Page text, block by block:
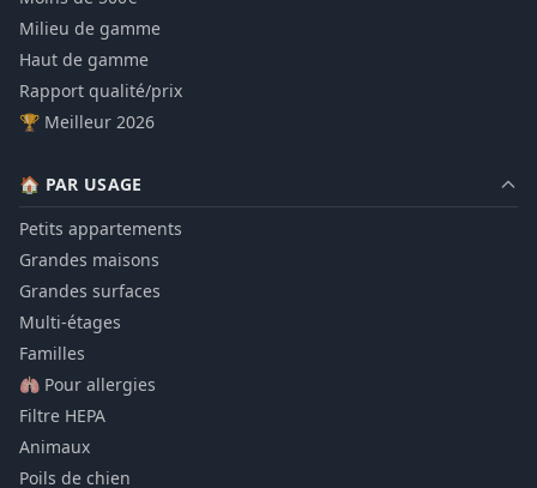
Milieu de gamme
Haut de gamme
Rapport qualité/prix
🏆 Meilleur 2026
🏠 PAR USAGE
Petits appartements
Grandes maisons
Grandes surfaces
Multi-étages
Familles
🫁 Pour allergies
Filtre HEPA
Animaux
Poils de chien